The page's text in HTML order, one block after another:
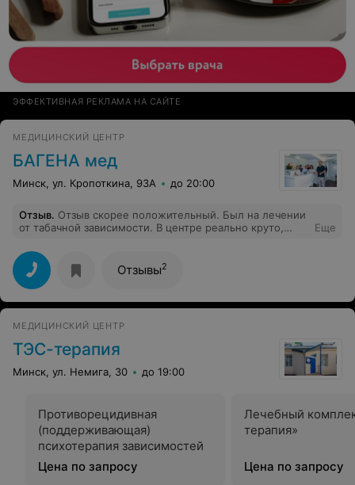
ЭФФЕКТИВНАЯ РЕКЛАМА НА САЙТЕ
МЕДИЦИНСКИЙ ЦЕНТР
БАГЕНА мед
Минск, ул. Кропоткина, 93А до 20:00
Отзыв. Отзыв скорее положительный. Был на лечении
от табачной зависимости. В центре реально круто,
роботы, и прочее. Но меня не посадили на процедуру
в самолёте, хотя эта censored по описанию на сайте
входит в услугу. Я не курю, но всё-таки если данная
услуга заявлена ее надо проводить. С ув. Александр.
Еще
Отзывы2
МЕДИЦИНСКИЙ ЦЕНТР
ТЭС-терапия
Минск, ул. Немига, 30 до 19:00
Противорецидивная
(поддерживающая)
психотерапия зависимостей
Цена по запросу
Лечебный
терапия»
Цена по запросу